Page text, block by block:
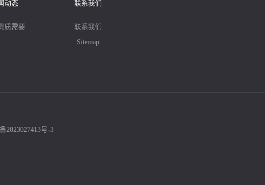
动态
质需要
联系我们
联系我们
Sitemap
2023027413号-3